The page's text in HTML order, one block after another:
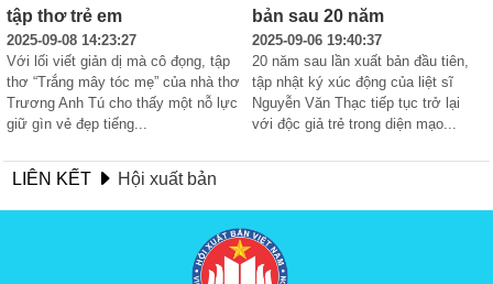
tập thơ trẻ em
2025-09-08 14:23:27
Với lối viết giản dị mà cô đọng, tập
thơ “Trắng mây tóc mẹ” của nhà thơ
Trương Anh Tú cho thấy một nỗ lực
giữ gìn vẻ đẹp tiếng...
bản sau 20 năm
2025-09-06 19:40:37
20 năm sau lần xuất bản đầu tiên,
tập nhật ký xúc động của liệt sĩ
Nguyễn Văn Thạc tiếp tục trở lại
với độc giả trẻ trong diện mạo...
LIÊN KẾT Hội xuất bản